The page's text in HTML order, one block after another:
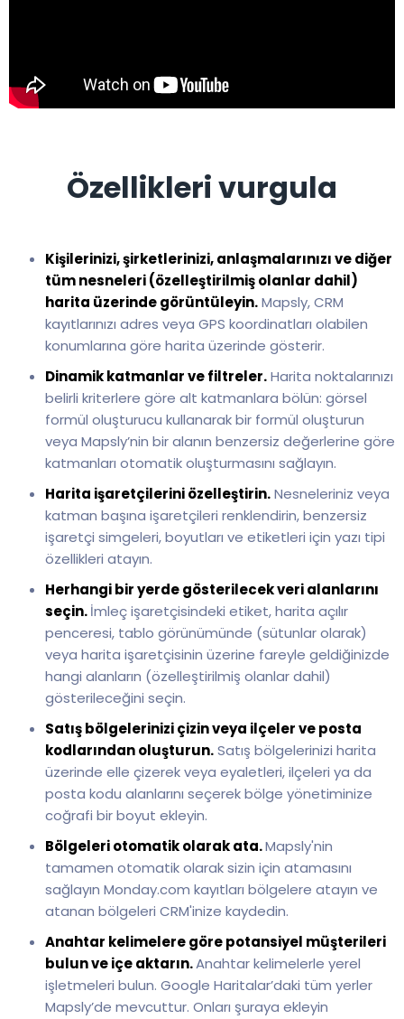
Özellikleri vurgula
Kişilerinizi, şirketlerinizi, anlaşmalarınızı ve diğer
tüm nesneleri (özelleştirilmiş olanlar dahil)
harita üzerinde görüntüleyin.Mapsly, CRM
kayıtlarınızı adres veya GPS koordinatları olabilen
konumlarına göre harita üzerinde gösterir.
Dinamik katmanlar ve filtreler.Harita noktalarınızı
belirli kriterlere göre alt katmanlara bölün: görsel
formül oluşturucu kullanarak bir formül oluşturun
veya Mapsly’nin bir alanın benzersiz değerlerine göre
katmanları otomatik oluşturmasını sağlayın.
Harita işaretçilerini özelleştirin.Nesneleriniz veya
katman başına işaretçileri renklendirin, benzersiz
işaretçi simgeleri, boyutları ve etiketleri için yazı tipi
özellikleri atayın.
Herhangi bir yerde gösterilecek veri alanlarını
seçin.İmleç işaretçisindeki etiket, harita açılır
penceresi, tablo görünümünde (sütunlar olarak)
veya harita işaretçisinin üzerine fareyle geldiğinizde
hangi alanların (özelleştirilmiş olanlar dahil)
gösterileceğini seçin.
Satış bölgelerinizi çizin veya ilçeler ve posta
kodlarından oluşturun.Satış bölgelerinizi harita
üzerinde elle çizerek veya eyaletleri, ilçeleri ya da
posta kodu alanlarını seçerek bölge yönetiminize
coğrafi bir boyut ekleyin.
Bölgeleri otomatik olarak ata.Mapsly'nin
tamamen otomatik olarak sizin için atamasını
sağlayın Monday.com kayıtları bölgelere atayın ve
atanan bölgeleri CRM'inize kaydedin.
Anahtar kelimelere göre potansiyel müşterileri
bulun ve içe aktarın.Anahtar kelimelerle yerel
işletmeleri bulun. Google Haritalar’daki tüm yerler
Mapsly’de mevcuttur. Onları şuraya ekleyin